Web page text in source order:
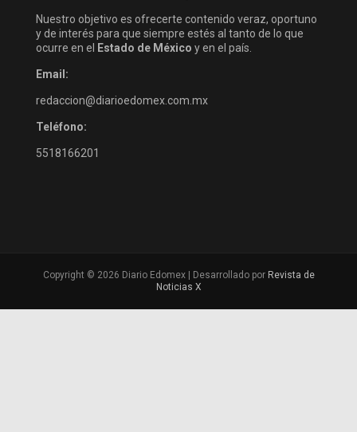
Nuestro objetivo es ofrecerte contenido veraz, oportuno
y de interés para que siempre estés al tanto de lo que
ocurre en el
Estado de México y en el país.
Email:
redaccion@diarioedomex.com.mx
Teléfono:
5518166201
Copyright © 2026 Diario Edomex | Desarrollado por Revista de
Noticias X